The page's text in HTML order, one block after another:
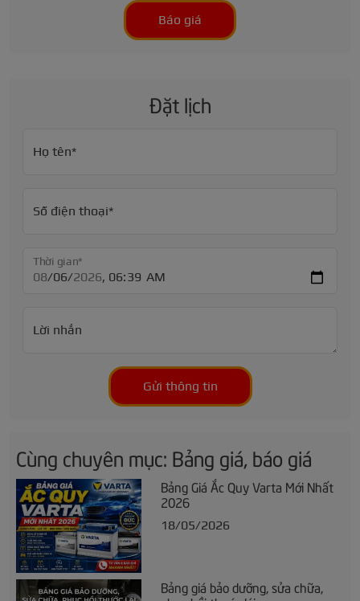
Báo giá
Đặt lịch
Họ tên*
Số điện thoại*
Thời gian*
Lời nhắn
Gửi thông tin
Cùng chuyên mục: Bảng giá, báo giá
Bảng Giá Ắc Quy Varta Mới Nhất
2026
18/05/2026
Bảng giá bảo dưỡng, sửa chữa,